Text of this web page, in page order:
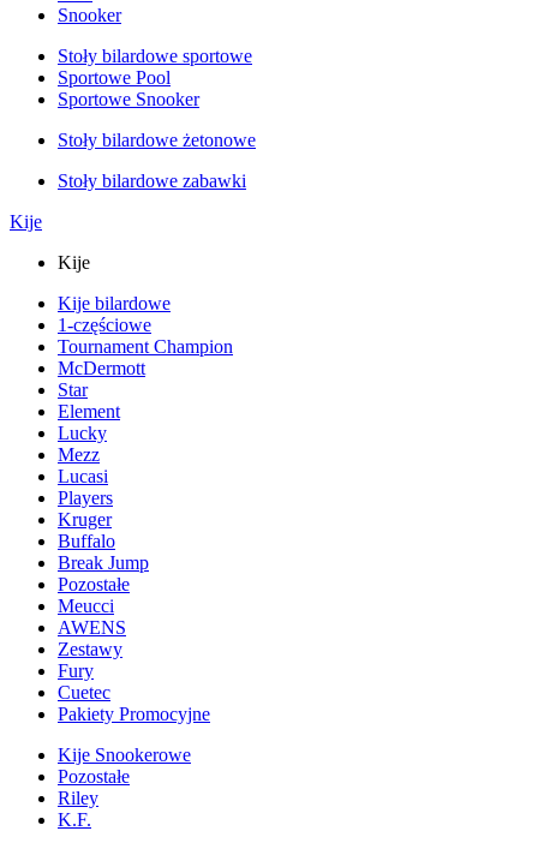
Snooker
Stoły bilardowe sportowe
Sportowe Pool
Sportowe Snooker
Stoły bilardowe żetonowe
Stoły bilardowe zabawki
Kije
Kije
Kije bilardowe
1-częściowe
Tournament Champion
McDermott
Star
Element
Lucky
Mezz
Lucasi
Players
Kruger
Buffalo
Break Jump
Pozostałe
Meucci
AWENS
Zestawy
Fury
Cuetec
Pakiety Promocyjne
Kije Snookerowe
Pozostałe
Riley
K.F.